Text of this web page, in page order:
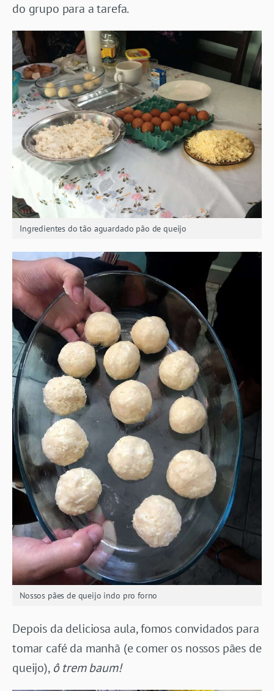
do grupo para a tarefa.
Ingredientes do tão aguardado pão de queijo
Nossos pães de queijo indo pro forno
Depois da deliciosa aula, fomos convidados para
tomar café da manhã (e comer os nossos pães de
queijo), ô trem baum!